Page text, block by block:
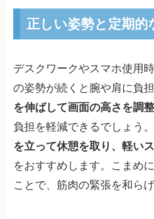
正しい姿勢と定期的
デスクワークやスマホ使用
の姿勢が続くと腕や肩に負
を伸ばして画面の高さを調
負担を軽減できるでしょう
を立って休憩を取り、軽い
をおすすめします。こまめ
ことで、筋肉の緊張を和ら